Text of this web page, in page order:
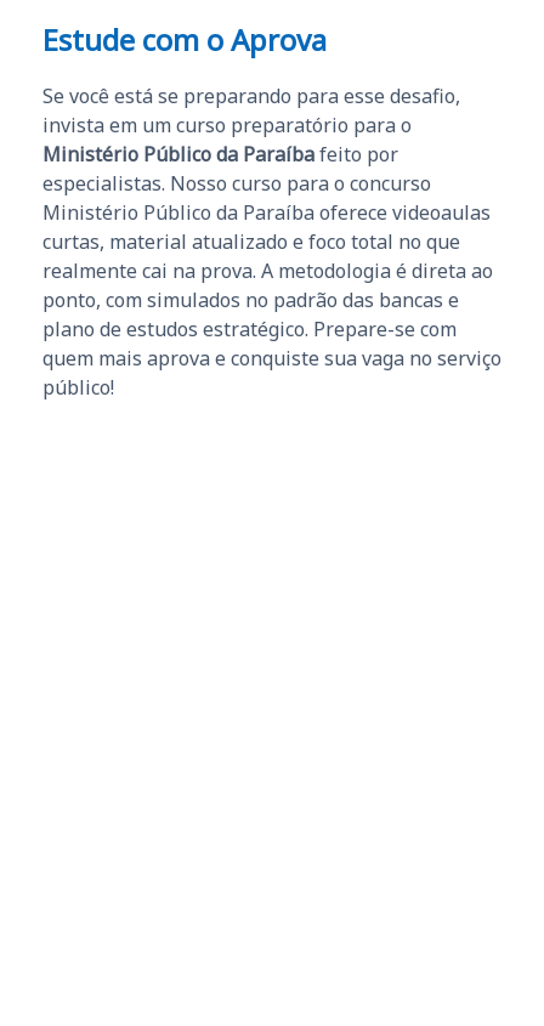
Estude com o Aprova
Se você está se preparando para esse desafio,
invista em um curso preparatório para o
Ministério Público da Paraíbafeito por
especialistas. Nosso curso para o concurso
Ministério Público da Paraíba oferece videoaulas
curtas, material atualizado e foco total no que
realmente cai na prova. A metodologia é direta ao
ponto, com simulados no padrão das bancas e
plano de estudos estratégico. Prepare-se com
quem mais aprova e conquiste sua vaga no serviço
público!